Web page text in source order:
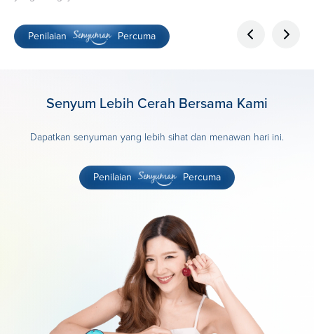
Penilaian Percuma
Senyum Lebih Cerah Bersama Kami
Dapatkan senyuman yang lebih sihat dan menawan hari ini.
Penilaian Percuma